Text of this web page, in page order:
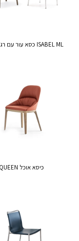
ISABEL ML כסא עור עם רגלי מתכת
כיסא אוכל QUEEN